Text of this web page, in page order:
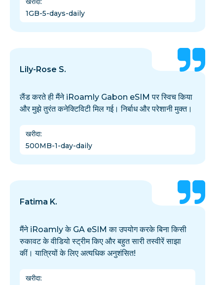
1GB-5-days-daily
Lily-Rose S.
लैंड करते ही मैंने iRoamly Gabon eSIM पर स्विच किया
और मुझे तुरंत कनेक्टिविटी मिल गई। निर्बाध और परेशानी मुक्त।
खरीदा:
500MB-1-day-daily
Fatima K.
मैंने iRoamly के GA eSIM का उपयोग करके बिना किसी
रुकावट के वीडियो स्ट्रीम किए और बहुत सारी तस्वीरें साझा
कीं। यात्रियों के लिए अत्यधिक अनुशंसित!
खरीदा: